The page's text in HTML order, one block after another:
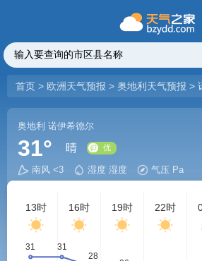
首页 > 欧洲天气预报 > 奥地利天气预报 >
奥地利 诺伊希德尔
31° 晴
南风 <3 湿度 湿度 气压 Pa
13时 16时 19时 22时